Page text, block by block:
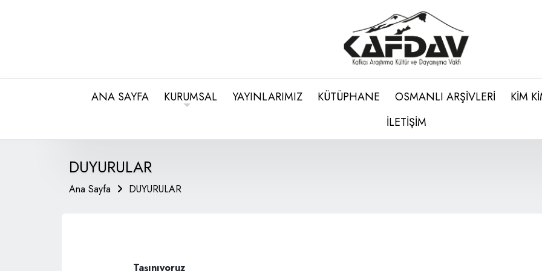
ANA SAYFA KURUMSAL YAYINLARIMIZ KÜTÜPHANE OSMANLI ARŞİVLERİ
KİM
İLETİŞİM
DUYURULAR
Ana Sayfa DUYURULAR
Taşınıyoruz